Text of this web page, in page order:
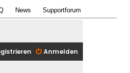
News Supportforum
Anmelden